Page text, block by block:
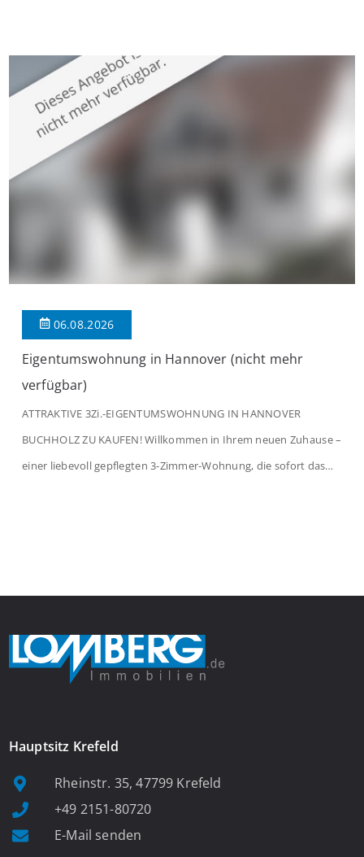
großzügige Räume und eine hochwertige Ausstattung, die
modernen Wohnkomfort mit einem stilvollen Ambiente
verbindet. Der […]
06.08.2026
Eigentumswohnung in Hannover (nicht mehr
verfügbar)
ATTRAKTIVE 3Zi.-EIGENTUMSWOHNUNG IN HANNOVER
BUCHHOLZ ZU KAUFEN! Willkommen in Ihrem neuen Zuhause –
einer liebevoll gepflegten 3-Zimmer-Wohnung, die sofort das
Hauptsitz Krefeld
Rheinstr. 35, 47799 Krefeld
+49 2151-80720
E-Mail senden